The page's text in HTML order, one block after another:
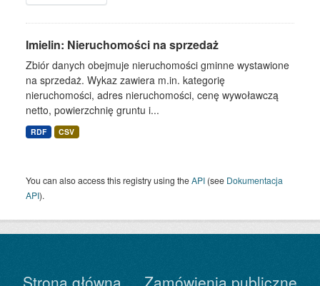
Imielin: Nieruchomości na sprzedaż
Zbiór danych obejmuje nieruchomości gminne wystawione
na sprzedaż. Wykaz zawiera m.in. kategorię
nieruchomości, adres nieruchomości, cenę wywoławczą
netto, powierzchnię gruntu i...
RDF CSV
You can also access this registry using theAPI (see Dokumentacja
API).
Strona główna Zamówienia publiczne